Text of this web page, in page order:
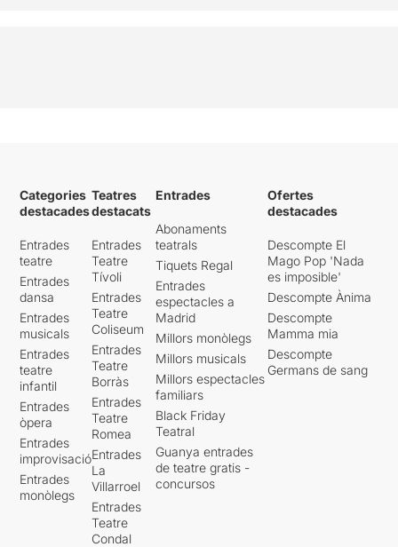
Categories
destacades
Entrades
teatre
Entrades
dansa
Entrades
musicals
Entrades
teatre
infantil
Entrades
òpera
Entrades
improvisació
Entrades
monòlegs
Teatres
destacats
Entrades
Teatre
Tívoli
Entrades
Teatre
Coliseum
Entrades
Teatre
Borràs
Entrades
Teatre
Romea
Entrades
La
Villarroel
Entrades
Teatre
Condal
Entrades
Abonaments
teatrals
Tiquets Regal
Entrades
espectacles a
Madrid
Millors monòlegs
Millors musicals
Millors espectacles
familiars
Black Friday
Teatral
Guanya entrades
de teatre gratis -
concursos
Ofertes
destacades
Descompte El
Mago Pop 'Nada
es imposible'
Descompte Ànima
Descompte
Mamma mia
Descompte
Germans de sang